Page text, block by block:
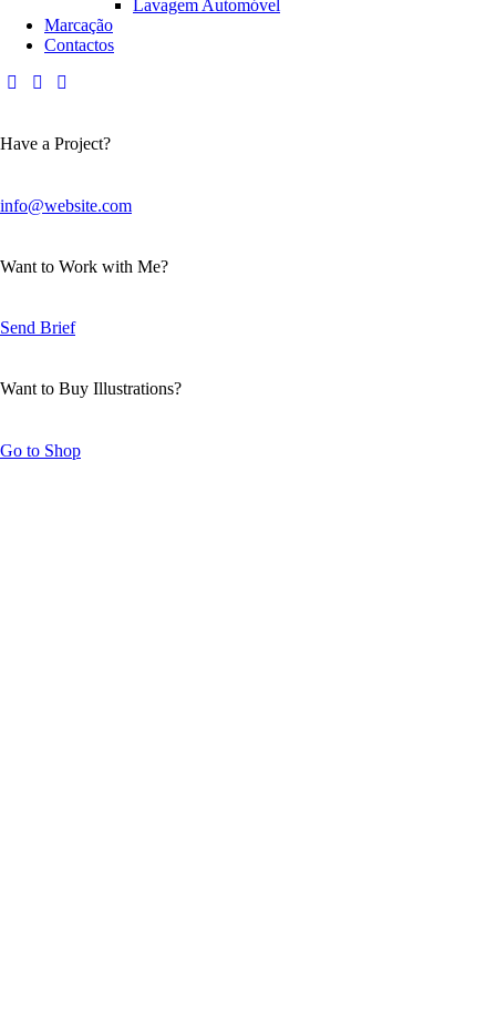
Lavagem Automóvel
Marcação
Contactos
Have a Project?
info@website.com
Want to Work with Me?
Send Brief
Want to Buy Illustrations?
Go to Shop